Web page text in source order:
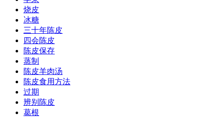
烧皮
冰糖
三十年陈皮
四会陈皮
陈皮保存
蒸制
陈皮羊肉汤
陈皮食用方法
过期
辨别陈皮
葛根